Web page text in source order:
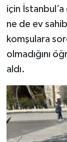
için
ne de ev
komşulara
olmadığını
aldı.